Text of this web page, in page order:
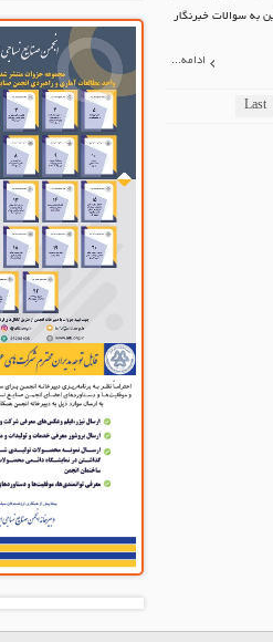
در غرفه خبرگزاری خبرآنلاین به سوالات خبرنگار
ادامه...
Last